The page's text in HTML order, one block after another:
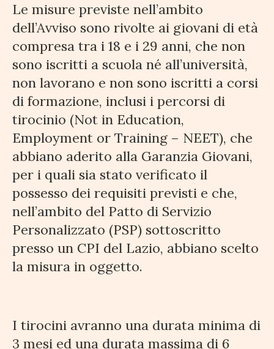
Le misure previste nell’ambito
dell’Avviso sono rivolte ai giovani di età
compresa tra i 18 e i 29 anni, che non
sono iscritti a scuola né all’università,
non lavorano e non sono iscritti a corsi
di formazione, inclusi i percorsi di
tirocinio (Not in Education,
Employment or Training – NEET), che
abbiano aderito alla Garanzia Giovani,
per i quali sia stato verificato il
possesso dei requisiti previsti e che,
nell’ambito del Patto di Servizio
Personalizzato (PSP) sottoscritto
presso un CPI del Lazio, abbiano scelto
la misura in oggetto.
I tirocini avranno una durata minima di
3 mesi ed una durata massima di 6